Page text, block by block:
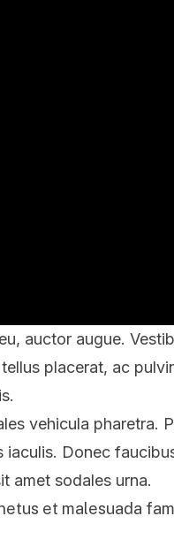
auctor augue.
placerat, ac
vehicula pharetra.
Donec
amet sodales urna.
et malesuada